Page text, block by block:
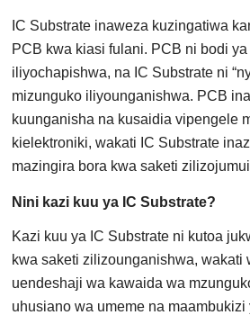
IC Substrate inaweza kuzingatiwa
PCB kwa kiasi fulani. PCB ni bodi
iliyochapishwa, na IC Substrate ni
mizunguko iliyounganishwa. PCB
kuunganisha na kusaidia vipengele
kielektroniki, wakati IC Substrate
mazingira bora kwa saketi
Nini kazi kuu ya IC Substrate?
Kazi kuu ya IC Substrate ni kutoa
kwa saketi zilizounganishwa, wakati
uendeshaji wa kawaida wa
uhusiano wa umeme na maambukizi